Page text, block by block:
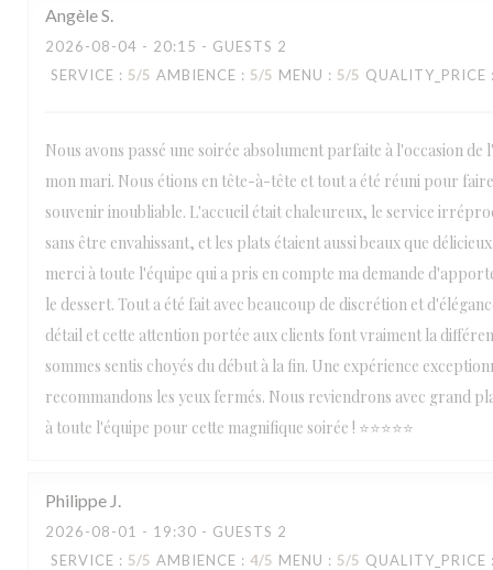
AngèleS
2026-08-04 - 20:15 - GUESTS 2
SERVICE : 5/5 AMBIENCE : 5/5 MENU : 5/5 QUALITY_PRICE
Nous avons passé une soirée absolument parfaite à l'occasion de
mon mari. Nous étions en tête-à-tête et tout a été réuni pour
souvenir inoubliable. L'accueil était chaleureux, le service
sans être envahissant, et les plats étaient aussi beaux que
merci à toute l'équipe qui a pris en compte ma demande
le dessert. Tout a été fait avec beaucoup de discrétion et
détail et cette attention portée aux clients font vraiment la
sommes sentis choyés du début à la fin. Une expérience
recommandons les yeux fermés. Nous reviendrons avec grand
à toute l'équipe pour cette magnifique soirée ! ⭐⭐⭐⭐⭐
Philippe J
2026-08-01 - 19:30 - GUESTS 2
SERVICE : 5/5 AMBIENCE : 4/5 MENU : 5/5 QUALITY_PRICE